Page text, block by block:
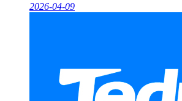
2026-04-09